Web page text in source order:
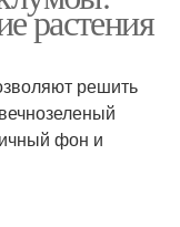
растения
решить
фон и